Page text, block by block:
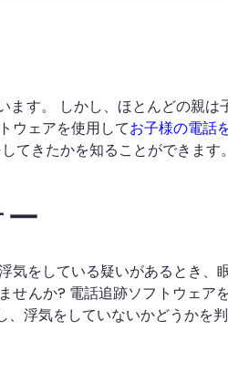
す。 しかし、ほとんどの親は
ウェアを使用してお子様の電話
てきたかを知ることができます。
気をしている疑いがあるとき、
せんか? 電話追跡ソフトウェア
浮気をしていないかどうかを判